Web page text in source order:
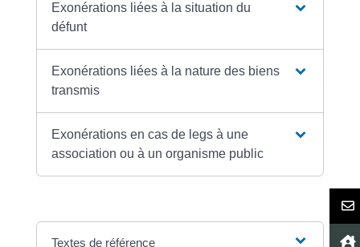
Exonérations liées à la situation du
défunt
Exonérations liées à la nature des biens
transmis
Exonérations en cas de legs à une
association ou à un organisme public
Textes de référence